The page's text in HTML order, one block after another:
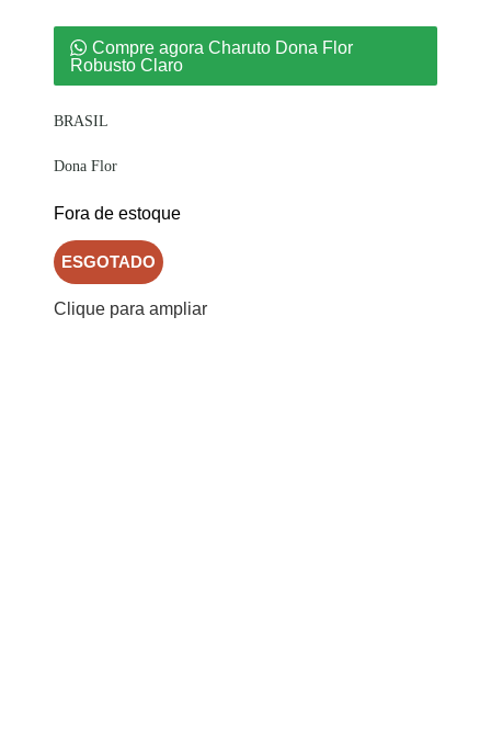
ESGOTADO
Clique para ampliar
Compre agora Charuto Dona Flor
Robusto Claro
BRASIL
Dona Flor
Fora de estoque